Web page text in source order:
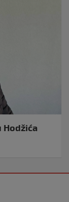
Hodžića